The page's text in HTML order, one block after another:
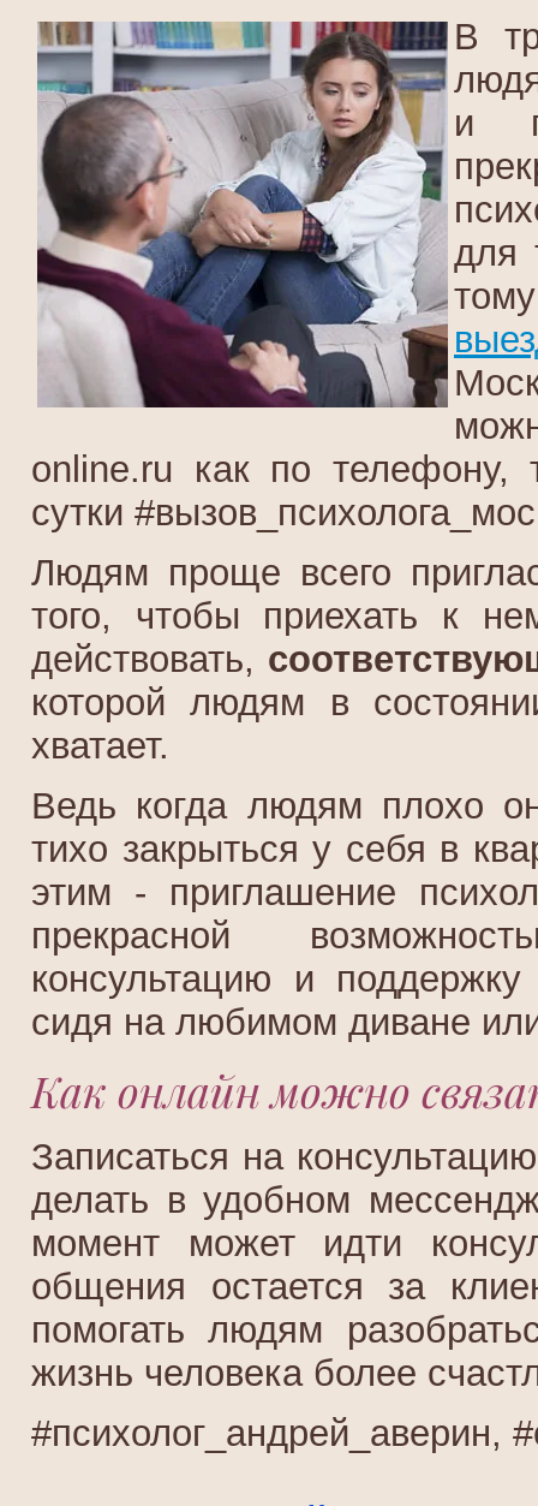
В
и
для
online.ru как по телефону,
сутки
Людям проще всего
того, чтобы приехать к
действовать,
которой людям в
хватает.
Ведь когда людям плохо
тихо закрыться у себя в
этим - приглашение
прекрасной
консультацию и
сидя на любимом диване
Как онлайн можно
Записаться на
делать в удобном
момент может идти
общения остается за
помогать людям
жизнь человека более
#психолог_андрей_аверин,